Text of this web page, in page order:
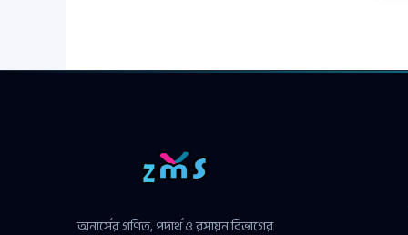
অনার্সের গণিত, পদার্থ ও রসায়ন বিভাগের